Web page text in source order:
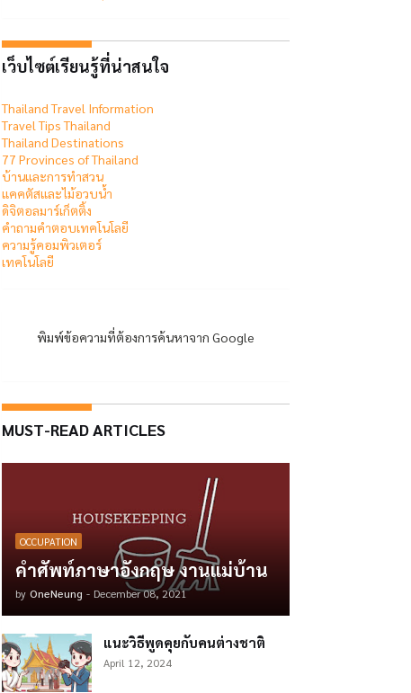
เว็บไซต์เรียนรู้ที่น่าสนใจ
Thailand Travel Information
Travel Tips Thailand
Thailand Destinations
77 Provinces of Thailand
บ้านและการทำสวน
แคคตัสและไม้อวบน้ำ
ดิจิตอลมาร์เก็ตติ้ง
คำถามคำตอบเทคโนโลยี
ความรู้คอมพิวเตอร์
เทคโนโลยี
พิมพ์ข้อความที่ต้องการค้นหาจาก Google
MUST-READ ARTICLES
OCCUPATION
คำศัพท์ภาษาอังกฤษ งานแม่บ้าน
by OneNeung - December 08, 2021
แนะวิธีพูดคุยกับคนต่างชาติ
April 12, 2024